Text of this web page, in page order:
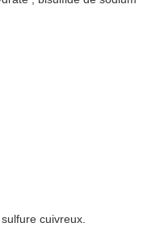
sulfure cuivreux.